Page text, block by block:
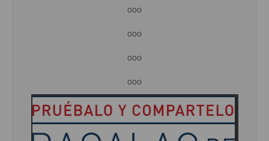
ooo
ooo
ooo
ooo